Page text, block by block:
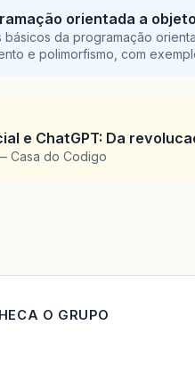
orientada a
da programação
e polimorfismo, com
e ChatGPT: Da
Casa do Codigo
O GRUPO